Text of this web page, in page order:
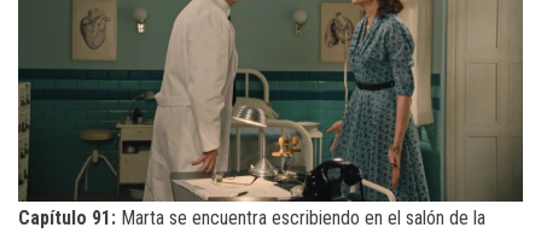
Capítulo 91: Marta se encuentra escribiendo en el salón de la